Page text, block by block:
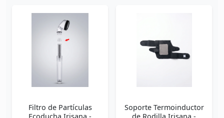
Filtro de Partículas
Soporte Termoinductor